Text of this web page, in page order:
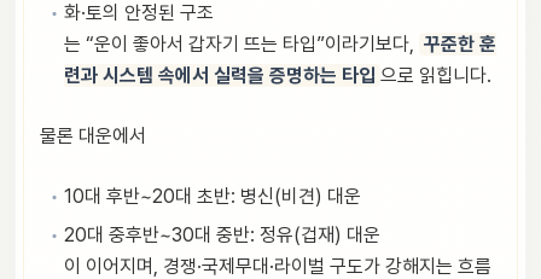
화·토의 안정된 구조
는 “운이 좋아서 갑자기 뜨는 타입”이라기보다, 꾸준한 훈
련과 시스템 속에서 실력을 증명하는 타입 으로 읽힙니다.
물론 대운에서
10대 후반~20대 초반: 병신(비견) 대운
20대 중후반~30대 중반: 정유(겁재) 대운
이 이어지며, 경쟁·국제무대·라이벌 구도가 강해지는 흐름